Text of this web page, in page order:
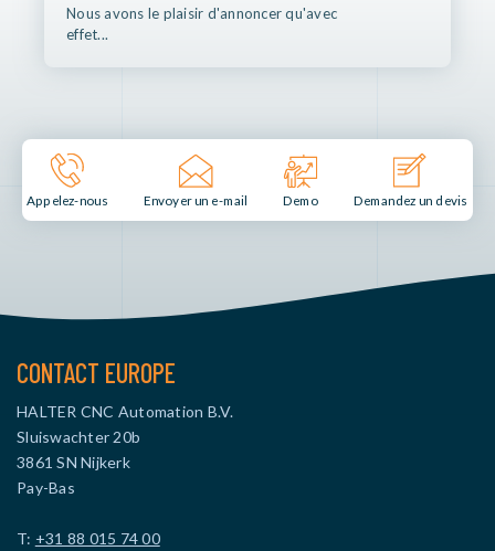
Nous avons le plaisir d'annoncer qu'avec
effet...
Appelez-nous Envoyer un e-mail Demo Demandez un devis
CONTACT EUROPE
HALTER CNC Automation B.V.
Sluiswachter 20b
3861 SN Nijkerk
Pay-Bas
T: +31 88 015 74 00